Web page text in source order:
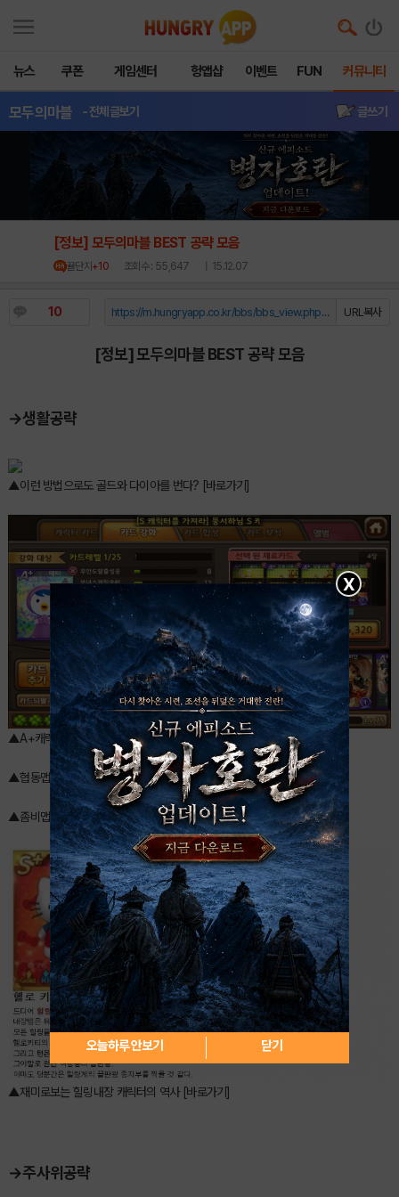
뉴스 쿠폰 게임센터 헝앱샵 이벤트 FUN 커뮤니티
모두의마블 - 전체글보기 글쓰기
[정보] 모두의마블 BEST 공략 모음
뀰단지 +10 조회수 : 55,647 | 15.12.07
10 URL복사
https://m.hungryapp.co.kr/bbs/bbs_view.php?durl=Y...
[정보] 모두의마블 BEST 공략 모음
→생활공략
▲이런 방법으로도 골드와 다이아를 번다? [바로가기]
▲A+캐릭터 경험치 별 강화 비용[바로가기]
▲협동맵, 그 중 좀비앱의 공략과 느낀점! [바로가기]
▲좀비맵에서 생존하기? 어렵지않아요. [바로가기]
▲재미로보는 힐링내장 캐릭터의 역사 [바로가기]
→주사위공략
X
오늘하루 안보기 닫기